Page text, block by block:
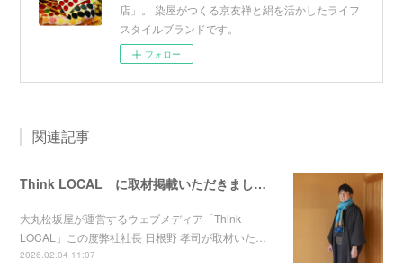
店」。 染屋がつくる京友禅と絹を活かしたライフ
スタイルブランドです。
フォロー
関連記事
Think LOCAL に取材掲載いただきました！
大丸松坂屋が運営するウェブメディア「Think
LOCAL」この度弊社社長 日根野 孝司が取材いた…
2026.02.04 11:07